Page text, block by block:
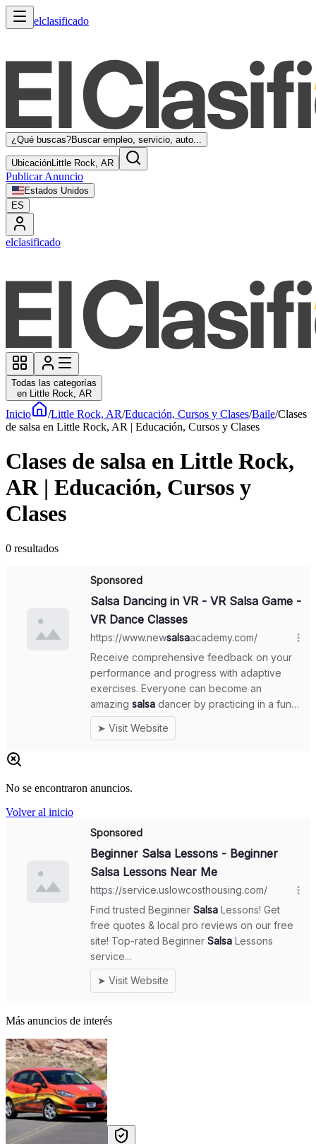
elclasificado
¿Qué buscas?Buscar empleo, servicio, auto...
UbicaciónLittle Rock, AR
Publicar Anuncio
Estados Unidos
ES
elclasificado
Todas las categorías
en Little Rock, AR
Inicio /Little Rock, AR/Educación, Cursos y Clases/Baile/Clases
de salsa en Little Rock, AR | Educación, Cursos y Clases
Clases de salsa en Little Rock,
AR | Educación, Cursos y
Clases
0 resultados
No se encontraron anuncios.
Volver al inicio
Más anuncios de interés